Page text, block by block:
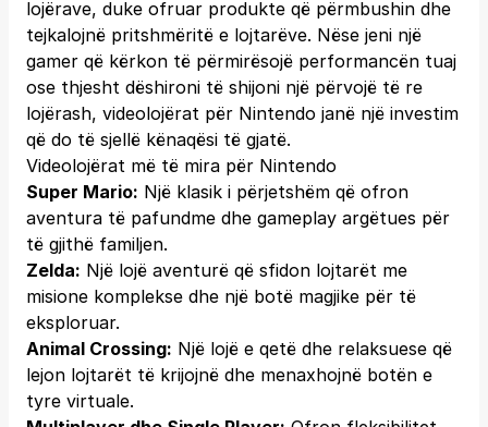
lojërave, duke ofruar produkte që përmbushin dhe
tejkalojnë pritshmëritë e lojtarëve. Nëse jeni një
gamer që kërkon të përmirësojë performancën tuaj
ose thjesht dëshironi të shijoni një përvojë të re
lojërash, videolojërat për Nintendo janë një investim
që do të sjellë kënaqësi të gjatë.
Videolojërat më të mira për Nintendo
Super Mario: Një klasik i përjetshëm që ofron
aventura të pafundme dhe gameplay argëtues për
të gjithë familjen.
Zelda: Një lojë aventurë që sfidon lojtarët me
misione komplekse dhe një botë magjike për të
eksploruar.
Animal Crossing: Një lojë e qetë dhe relaksuese që
lejon lojtarët të krijojnë dhe menaxhojnë botën e
tyre virtuale.